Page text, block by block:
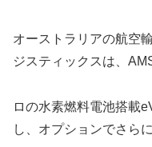
オーストラリアの航空
ジスティックスは、
ロの水素燃料電池搭載
し、オプションでさら